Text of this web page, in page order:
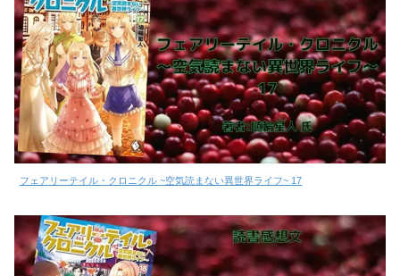
フェアリーテイル・クロニクル ~空気読まない異世界ライフ~ 17